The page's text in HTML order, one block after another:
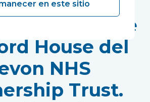
de
House del
NHS
Trust.
en este sitio